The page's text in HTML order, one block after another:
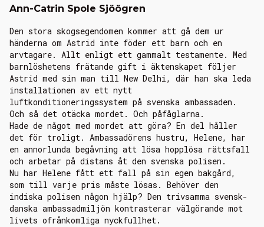
Ann-Catrin Spole Sjöögren
Den stora skogsegendomen kommer att gå dem ur
händerna om Astrid inte föder ett barn och en
arvtagare. Allt enligt ett gammalt testamente. Med
barnlöshetens frätande gift i äktenskapet följer
Astrid med sin man till New Delhi, där han ska leda
installationen av ett nytt
luftkonditioneringssystem på svenska ambassaden.
Och så det otäcka mordet. Och påfåglarna.
Hade de något med mordet att göra? En del håller
det för troligt. Ambassadörens hustru, Helene, har
en annorlunda begåvning att lösa hopplösa rättsfall
och arbetar på distans åt den svenska polisen.
Nu har Helene fått ett fall på sin egen bakgård,
som till varje pris måste lösas. Behöver den
indiska polisen någon hjälp? Den trivsamma svensk-
danska ambassadmiljön kontrasterar välgörande mot
livets ofrånkomliga nyckfullhet.